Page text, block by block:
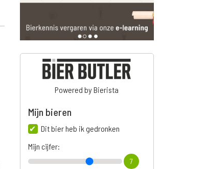
Powered by Bierista
Mijn bieren
Dit bier heb ik gedronken
Mijn cijfer:
7